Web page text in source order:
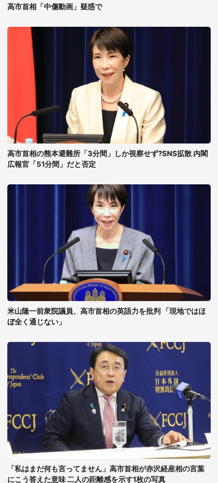
高市首相「中傷動画」疑惑で
高市首相の熊本避難所「3分間」しか視察せず?SNS拡散 内閣
広報官「51分間」だと否定
米山隆一前衆院議員、高市首相の英語力を批判 「現地ではほ
ぼ全く通じない」
「私はまだ何も言ってません」高市首相が赤沢経産相の言葉
にこう答えた意味 二人の距離感を示す1枚の写真